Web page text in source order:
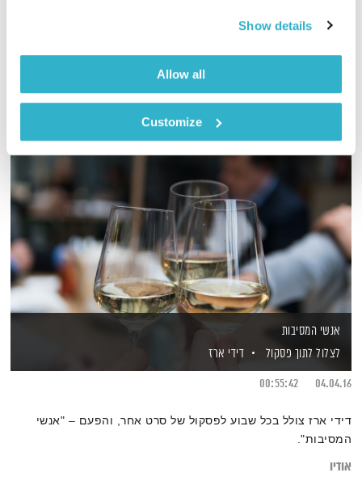
Show details
Allow all
Customize
עם מראדונה. והומוסיקה? פלא מתקצף על פלא. ואלוהים? איתנו.
אנשי המסיבות
לצלול לתוך פסקול
דידי ארז
04.04.16
00:55:42
דידי ארז צולל בכל שבוע לפסקול של סרט אחר, והפעם – "אנשי
המסיבות".
אודיו